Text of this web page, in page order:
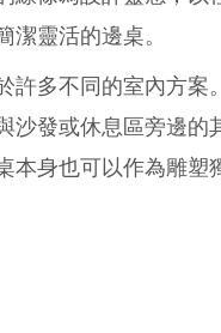
靈活的邊桌。
許多不同的室內方案
沙發或休息區旁邊的
本身也可以作為雕塑